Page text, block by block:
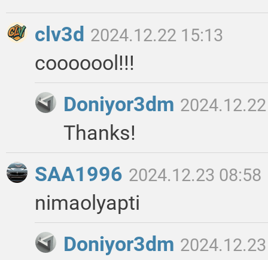
clv3d 2024.12.22 15:13
cooooool!!!
Doniyor3dm
Thanks!
SAA1996 2024.12.23 08:58
nimaolyapti
Doniyor3dm